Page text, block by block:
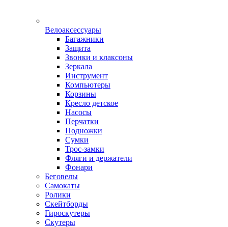
Велоаксессуары
Багажники
Защита
Звонки и клаксоны
Зеркала
Инструмент
Компьютеры
Корзины
Кресло детское
Насосы
Перчатки
Подножки
Сумки
Трос-замки
Фляги и держатели
Фонари
Беговелы
Самокаты
Ролики
Скейтборды
Гироскутеры
Скутеры